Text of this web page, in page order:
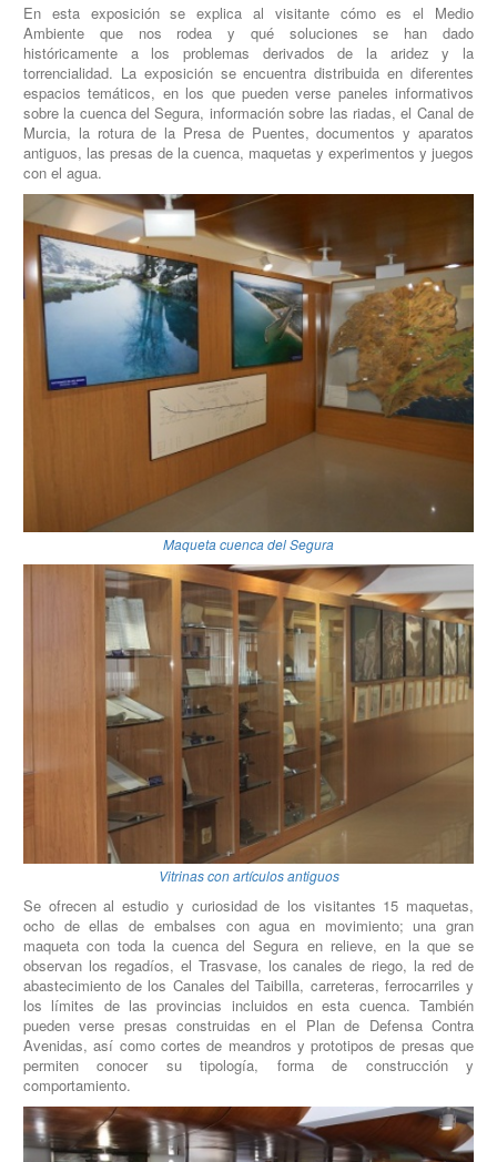
En esta exposición se explica al visitante cómo es el Medio
Ambiente que nos rodea y qué soluciones se han dado
históricamente a los problemas derivados de la aridez y la
torrencialidad. La exposición se encuentra distribuida en diferentes
espacios temáticos, en los que pueden verse paneles informativos
sobre la cuenca del Segura, información sobre las riadas, el Canal de
Murcia, la rotura de la Presa de Puentes, documentos y aparatos
antiguos, las presas de la cuenca, maquetas y experimentos y juegos
con el agua.
Maqueta cuenca del Segura
Vitrinas con artículos antiguos
Se ofrecen al estudio y curiosidad de los visitantes 15 maquetas,
ocho de ellas de embalses con agua en movimiento; una gran
maqueta con toda la cuenca del Segura en relieve, en la que se
observan los regadíos, el Trasvase, los canales de riego, la red de
abastecimiento de los Canales del Taibilla, carreteras, ferrocarriles y
los límites de las provincias incluidos en esta cuenca. También
pueden verse presas construidas en el Plan de Defensa Contra
Avenidas, así como cortes de meandros y prototipos de presas que
permiten conocer su tipología, forma de construcción y
comportamiento.